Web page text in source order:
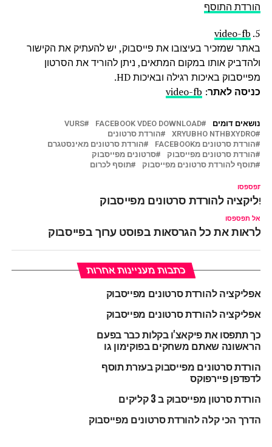
הורדת התוסף
5.
video-fb
באתר שמזכיר בעיצובו את פייסבוק, יש להעתיק את הקישור
ולהדביק אותו במקום המתאים, ניתן להוריד את הסרטון
מפייסבוק באיכות רגילה ובאיכות HD.
כניסה לאתר:
video-fb
נושאים דומים FACEBOOK VDEO DOWNLOAD
VURS
XRYUBHO NTHBXYDRO
הורדת סרטונים
הורדת סרטונים מFACEBOOK
הורדת סרטונים מאינסטגרם
הורדת סרטונים מפייסבוק
סרטונים מפייסבוק
תוסף להורדת סרטונים מפייסבוק
תוסף לכרום
תפספסו
להורדת סרטונים מפייסבוק
אל תפספסו
לראות את כל הגרסאות בפוסט ערוך בפייסבוק
כתבות מעניינות אחרות
אפליקציה להורדת סרטונים מפייסבוק
אפליקציה להורדת סרטונים מפייסבוק
כך תתפסו את פיקאצ'ו בקלות כבר בפעם
הראשונה שאתם משחקים בפוקימון גו
הורדת סרטונים מפייסבוק בעזרת תוסף
לדפדפן פיירפוקס
הורדת סרטון מפייסבוק ב 3 קליקים
הדרך הכי קלה להורדת סרטונים מפייסבוק